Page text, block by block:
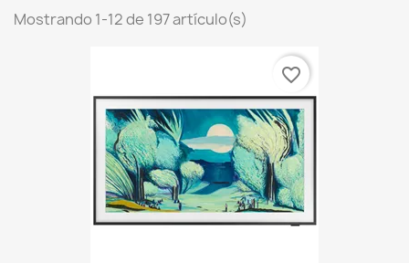
Mostrando 1-12 de 197 artículo(s)
favorite_border